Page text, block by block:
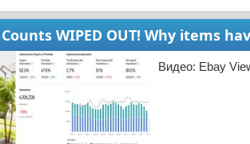
WIPED OUT! Why items
Видео: Ebay